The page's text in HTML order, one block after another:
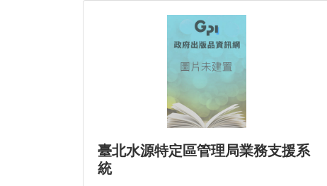
臺北水源特定區管理局業務支援系
統